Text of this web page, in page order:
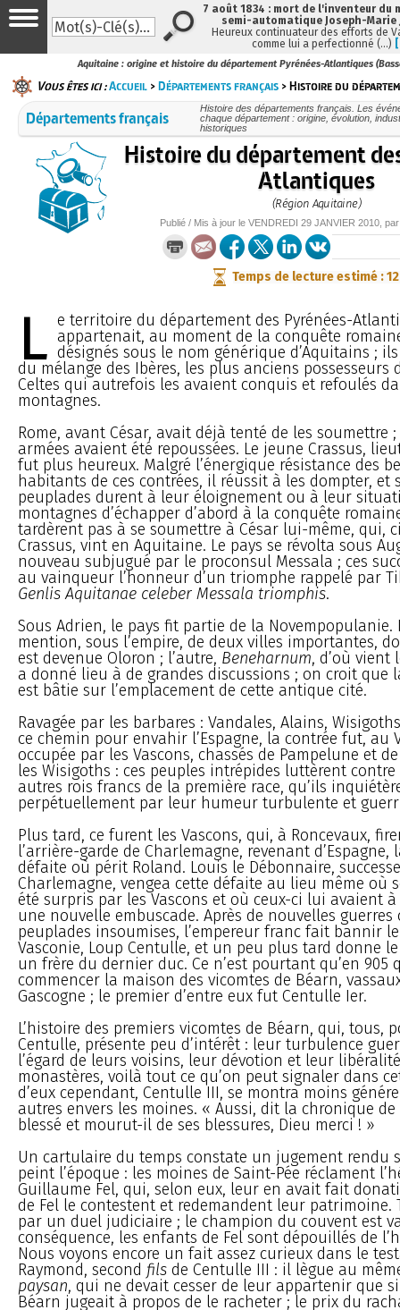
Aquitaine : origine et histoire du département Pyrénées-Atlantiques
Vous êtes ici :Accueil >Départements français > Histoire du
Départements français
Histoire des départements français. Les
chaque département : origine, évolution,
historiques
Histoire du département
Atlantiques
(Région Aquitaine)
Publié / Mis à jour le VENDREDI 29 JANVIER 2010 ,
Temps de lecture estimé :
L e territoire du département des Pyrénées-
appartenait, au moment de la conquête
désignés sous le nom générique d’Aquitains ;
du mélange des Ibères, les plus anciens possesseurs
Celtes qui autrefois les avaient conquis et refoulés
montagnes.
Rome, avant César, avait déjà tenté de les soumettre
armées avaient été repoussées. Le jeune Crassus,
fut plus heureux. Malgré l’énergique résistance des
habitants de ces contrées, il réussit à les dompter, et
peuplades durent à leur éloignement ou à leur
montagnes d’échapper d’abord à la conquête
tardèrent pas à se soumettre à César lui-même, qui,
Crassus, vint en Aquitaine. Le pays se révolta sous
nouveau subjugué par le proconsul Messala ; ces
au vainqueur l’honneur d’un triomphe rappelé par
Genlis Aquitanae celeber Messala triomphis.
Sous Adrien, le pays fit partie de la
mention, sous l’empire, de deux villes importantes,
est devenue Oloron ; l’autre, Beneharnum, d’où vient
a donné lieu à de grandes discussions ; on croit que
est bâtie sur l’emplacement de cette antique cité.
Ravagée par les barbares : Vandales, Alains,
ce chemin pour envahir l’Espagne, la contrée fut, au
occupée par les Vascons, chassés de Pampelune et
les Wisigoths : ces peuples intrépides luttèrent contre
autres rois francs de la première race, qu’ils
perpétuellement par leur humeur turbulente et
Plus tard, ce furent les Vascons, qui, à Roncevaux,
l’arrière-garde de Charlemagne, revenant d’Espagne,
défaite où périt Roland. Louis le Débonnaire,
Charlemagne, vengea cette défaite au lieu même où
été surpris par les Vascons et où ceux-ci lui avaient
une nouvelle embuscade. Après de nouvelles guerres
peuplades insoumises, l’empereur franc fait bannir
Vasconie, Loup Centulle, et un peu plus tard donne
un frère du dernier duc. Ce n’est pourtant qu’en 905
commencer la maison des vicomtes de Béarn,
Gascogne ; le premier d’entre eux fut Centulle Ier.
L’histoire des premiers vicomtes de Béarn, qui, tous,
Centulle, présente peu d’intérêt : leur turbulence
l’égard de leurs voisins, leur dévotion et leur
monastères, voilà tout ce qu’on peut signaler dans
d’eux cependant, Centulle III, se montra moins
autres envers les moines. « Aussi, dit la chronique
blessé et mourut-il de ses blessures, Dieu merci ! »
Un cartulaire du temps constate un jugement rendu
peint l’époque : les moines de Saint-Pée réclament
Guillaume Fel, qui, selon eux, leur en avait fait
de Fel le contestent et redemandent leur patrimoine.
par un duel judiciaire ; le champion du couvent est
conséquence, les enfants de Fel sont dépouillés de
Nous voyons encore un fait assez curieux dans le
Raymond, second fils de Centulle III : il lègue au
paysan, qui ne devait cesser de leur appartenir que
Béarn jugeait à propos de le racheter ; le prix du
7 août 1834 : mort de l'inventeur du
semi-automatique Joseph-Marie
Heureux continuateur des efforts de
comme lui a perfectionné (…)